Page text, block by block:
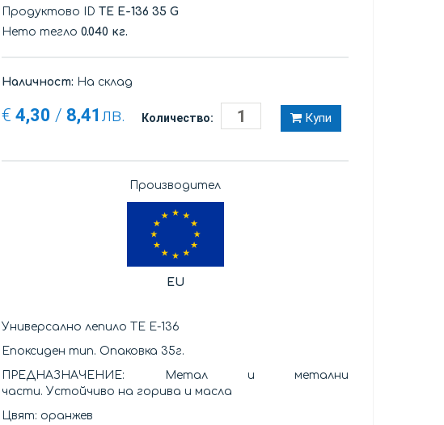
Продуктово IDTE E-136 35 G
Нето тегло0.040 кг.
Наличност: На склад
€4,30 / 8,41лв. Количество: Купи
Производител
EU
Универсално лепило TE E-136
Епоксиден тип. Опаковка 35г.
ПРЕДНАЗНАЧЕНИЕ: Метал и метални
части. Устойчиво на горива и масла
Цвят: оранжев